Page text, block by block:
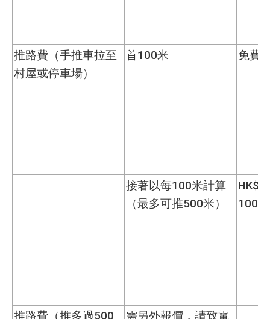
推路費（手推車拉至
村屋或停車場）
首100米 免費
接著以每100米計算
（最多可推500米）
100米
推路費（推多過500 需另外報價，請致電